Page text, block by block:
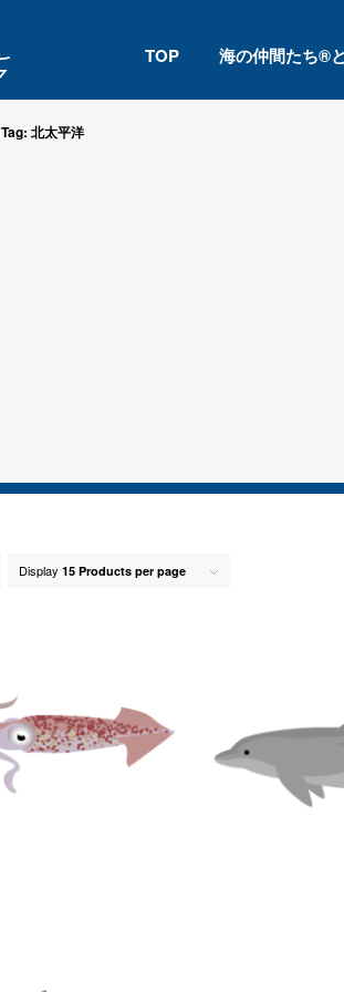
TOP 海の仲間たち®
Tag: 北太平洋
Display 15 Products per page